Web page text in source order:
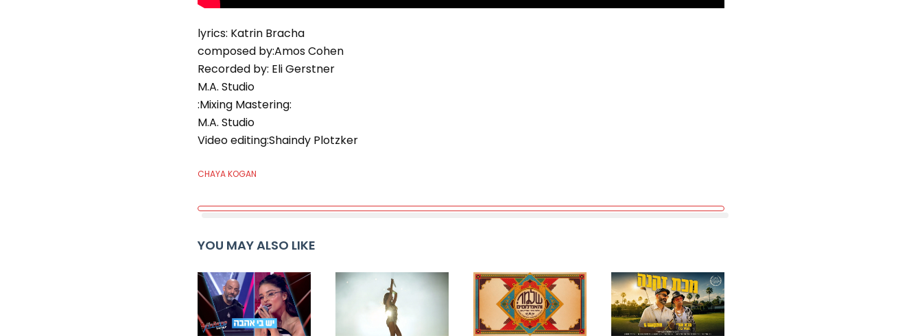
lyrics: Katrin Bracha
composed by:Amos Cohen
Recorded by: Eli Gerstner
M.A. Studio
:Mixing Mastering:
M.A. Studio
Video editing:Shaindy Plotzker
CHAYA KOGAN
YOU MAY ALSO LIKE